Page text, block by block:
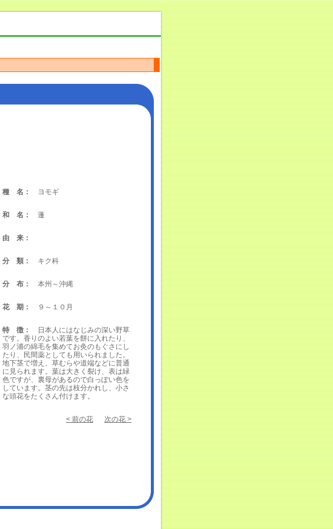
種 名： ヨモギ
和 名： 蓬
由 来：
分 類： キク科
分 布： 本州～沖縄
花 期： ９～１０月
特 徴：
日本人にはなじみの深い野草
です。香りのよい若葉を餅に入れたり、
羽ノ浦の綿毛を集めてお灸のもぐさにし
たり、民間薬としても用いられました。
地下茎で増え、草むらや道端などに普通
に見られます。葉は大きく裂け、表は緑
色ですが、裏母があるので白っぽい色を
しています。茎の先は枝分かれし、小さ
な頭花をたくさん付けます。
< 前の花 次の花 >